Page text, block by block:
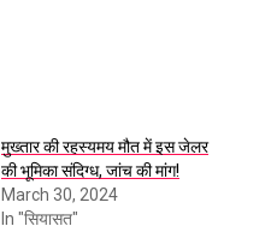
मुख्तार की रहस्यमय मौत में इस जेलर
की भूमिका संदिग्ध, जांच की मांग!
March 30, 2024
In "सियासत"